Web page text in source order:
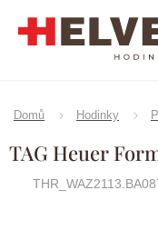
Domů Hodinky
TAG Heuer